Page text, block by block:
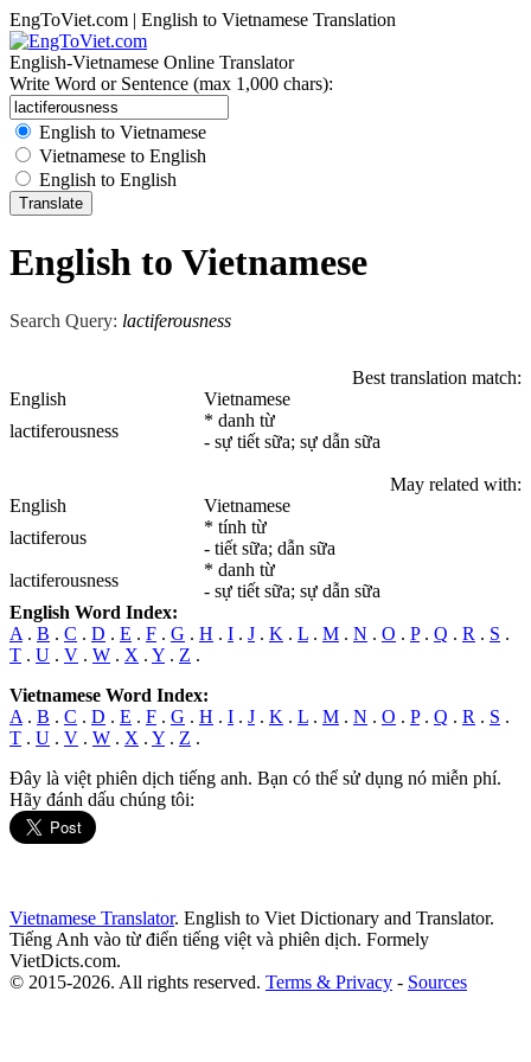
EngToViet.com | English to Vietnamese Translation
English-Vietnamese Online Translator
Write Word or Sentence (max 1,000 chars):
English to Vietnamese
Vietnamese to English
English to English
English to Vietnamese
Search Query: lactiferousness
Best translation match:
English
Vietnamese
lactiferousness
* danh từ
- sự tiết sữa; sự dẫn sữa
May related with:
English
Vietnamese
lactiferous
* tính từ
- tiết sữa; dẫn sữa
lactiferousness
* danh từ
- sự tiết sữa; sự dẫn sữa
English Word Index:
A . B . C . D . E . F . G . H . I . J . K . L . M . N . O . P. Q . R . S .
T . U . V . W . X . Y . Z .
Vietnamese Word Index:
A . B . C . D . E . F . G . H . I . J . K . L . M . N . O . P. Q . R . S .
T . U . V . W . X . Y . Z .
Đây là việt phiên dịch tiếng anh. Bạn có thể sử dụng nó miễn phí.
Hãy đánh dấu chúng tôi:
Vietnamese Translator. English to Viet Dictionary and Translator.
Tiếng Anh vào từ điển tiếng việt và phiên dịch. Formely
VietDicts.com.
© 2015-2026. All rights reserved. Terms & Privacy - Sources